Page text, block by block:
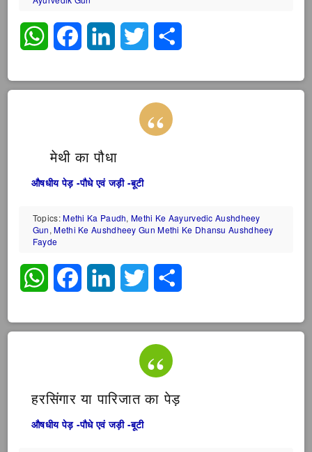
WhatsAppFacebookLinkedInTwitter
मेथी का पौधा
औषधीय पेड़ -पौधे एवं जड़ी -बूटी
Topics:Methi Ka Paudh,Methi Ke Aayurvedic Aushdheey
Gun,Methi Ke Aushdheey Gun Methi Ke Dhansu Aushdheey
Fayde
WhatsAppFacebookLinkedInTwitter
हरसिंगार या पारिजात का पेड़
औषधीय पेड़ -पौधे एवं जड़ी -बूटी